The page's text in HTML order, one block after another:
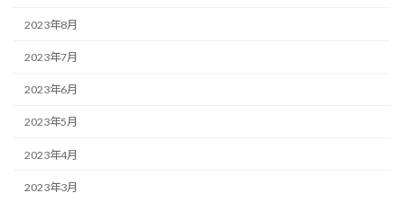
2023年8月
2023年7月
2023年6月
2023年5月
2023年4月
2023年3月